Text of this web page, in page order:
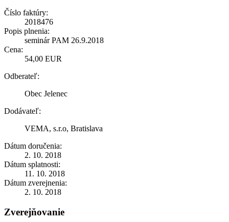
Číslo faktúry:
2018476
Popis plnenia:
seminár PAM 26.9.2018
Cena:
54,00 EUR
Odberateľ:
Obec Jelenec
Dodávateľ:
VEMA, s.r.o, Bratislava
Dátum doručenia:
2. 10. 2018
Dátum splatnosti:
11. 10. 2018
Dátum zverejnenia:
2. 10. 2018
Zverejňovanie